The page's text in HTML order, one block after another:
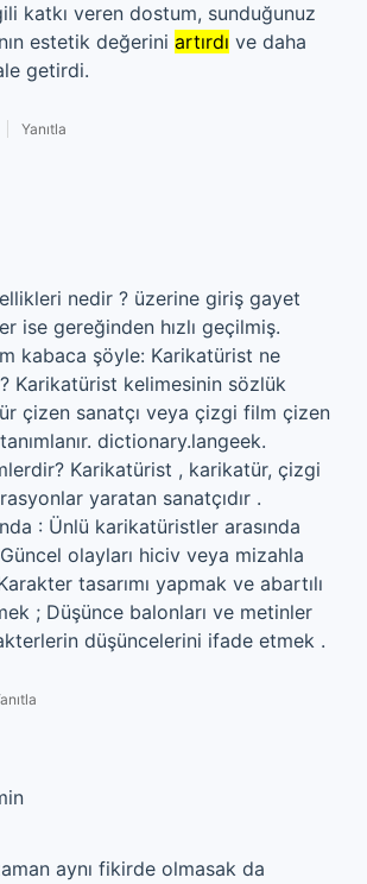
katkı veren dostum, sunduğunuz
estetik değerini artırdı ve daha
getirdi.
Yanıtla
nedir ? üzerine giriş gayet
ise gereğinden hızlı geçilmiş.
kabaca şöyle: Karikatürist ne
Karikatürist kelimesinin sözlük
çizen sanatçı veya çizgi film çizen
dictionary.langeek.
Karikatürist , karikatür, çizgi
yaratan sanatçıdır .
: Ünlü karikatüristler arasında
olayları hiciv veya mizahla
tasarımı yapmak ve abartılı
; Düşünce balonları ve metinler
düşüncelerini ifade etmek .
aynı fikirde olmasak da